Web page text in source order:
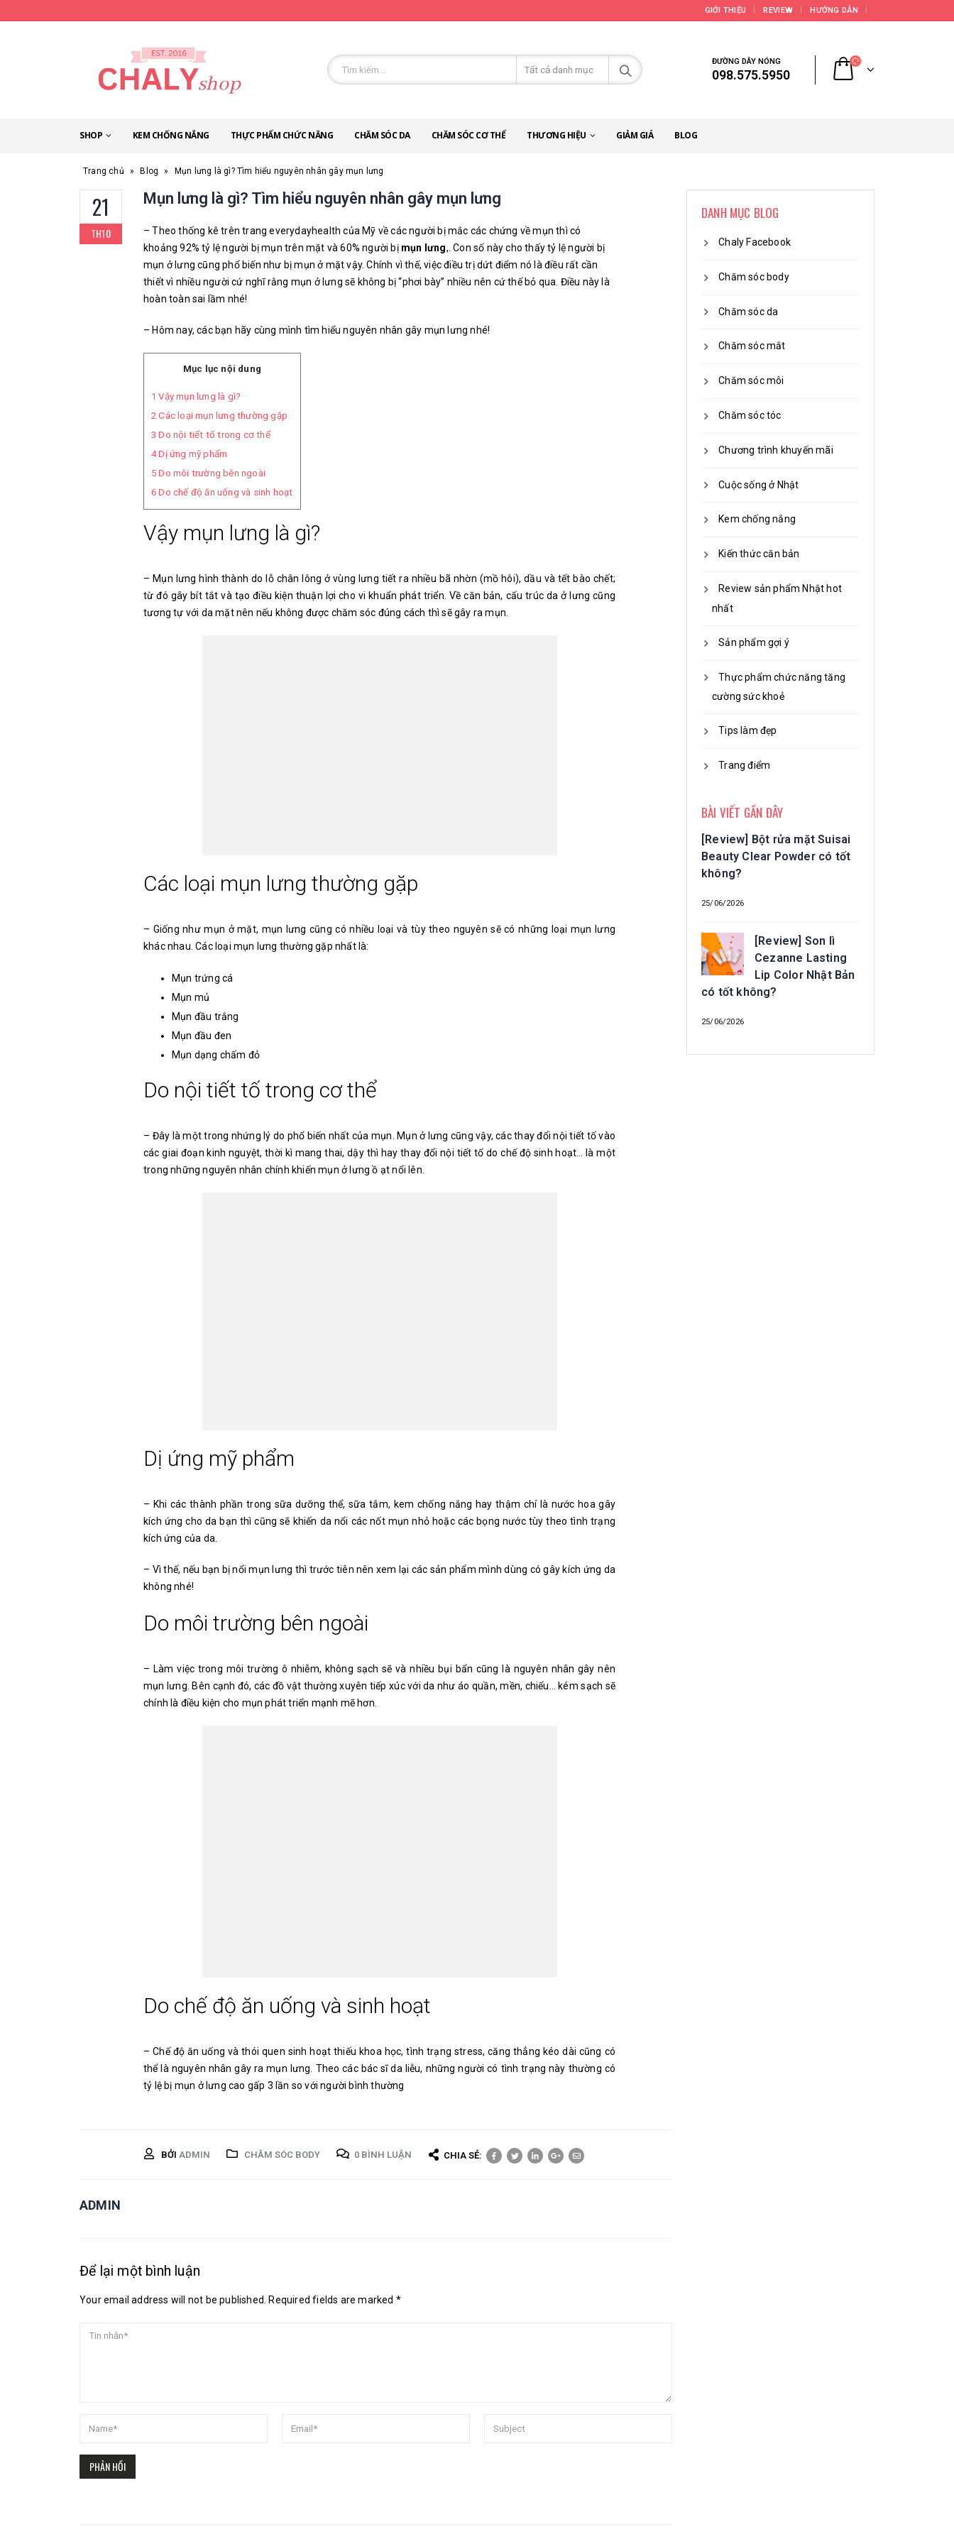
GIỚI THIỆU REVIEW HƯỚNG DẪN
ĐƯỜNG DÂY NÓNG
098.575.5950
SHOP KEM CHỐNG NẮNG THỰC PHẨM CHỨC NĂNG CHĂM SÓC DA CHĂM SÓC CƠ THỂ THƯƠNG HIỆU GIẢM GIÁ BLOG
Trang chủ » Blog » Mụn lưng là gì? Tìm hiểu nguyên nhân gây mụn lưng
21
TH10
Mụn lưng là gì? Tìm hiểu nguyên nhân gây mụn lưng
– Theo thống kê trên trang everydayhealth của Mỹ về các người bị mắc các chứng về mụn thì có
khoảng 92% tỷ lệ người bị mụn trên mặt và 60% người bị mụn lưng,. Con số này cho thấy tỷ lệ người bị
mụn ở lưng cũng phổ biến như bị mụn ở mặt vậy. Chính vì thế, việc điều trị dứt điểm nó là điều rất cần
thiết vì nhiều người cứ nghĩ rằng mụn ở lưng sẽ không bị “phơi bày” nhiều nên cứ thế bỏ qua. Điều này là
hoàn toàn sai lầm nhé!
– Hôm nay, các bạn hãy cùng mình tìm hiểu nguyên nhân gây mụn lưng nhé!
Mục lục nội dung
1 Vậy mụn lưng là gì?
2 Các loại mụn lưng thường gặp
3 Do nội tiết tố trong cơ thể
4Dị ứng mỹ phẩm
5 Do môi trường bên ngoài
6 Do chế độ ăn uống và sinh hoạt
Vậy mụn lưng là gì?
– Mụn lưng hình thành do lỗ chân lông ở vùng lưng tiết ra nhiều bã nhờn (mồ hôi), dầu và tết bào chết;
từ đó gây bít tắt và tạo điều kiện thuận lợi cho vi khuẩn phát triển. Về căn bản, cấu trúc da ở lưng cũng
tương tự với da mặt nên nếu không được chăm sóc đúng cách thì sẽ gây ra mụn.
Các loại mụn lưng thường gặp
– Giống như mụn ở mặt, mụn lưng cũng có nhiều loại và tùy theo nguyên sẽ có những loại mụn lưng
khác nhau. Các loại mụn lưng thường gặp nhất là:
Mụn trứng cá
Mụn mủ
Mụn đầu trắng
Mụn đầu đen
Mụn dạng chấm đỏ
Do nội tiết tố trong cơ thể
– Đây là một trong nhứng lý do phổ biến nhất của mụn. Mụn ở lưng cũng vậy, các thay đổi nội tiết tố vào
các giai đoạn kinh nguyệt, thời kì mang thai, dậy thì hay thay đổi nội tiết tố do chế độ sinh hoạt… là một
trong những nguyên nhân chính khiến mụn ở lưng ồ ạt nổi lên.
Dị ứng mỹ phẩm
– Khi các thành phần trong sữa dưỡng thể, sữa tắm, kem chống nắng hay thậm chí là nước hoa gây
kích ứng cho da bạn thì cũng sẽ khiến da nổi các nốt mụn nhỏ hoặc các bọng nước tùy theo tình trạng
kích ứng của da.
– Vì thế, nếu bạn bị nổi mụn lưng thì trước tiên nên xem lại các sản phẩm mình dùng có gây kích ứng da
không nhé!
Do môi trường bên ngoài
– Làm việc trong môi trường ô nhiễm, không sạch sẽ và nhiều bụi bẩn cũng là nguyên nhân gây nên
mụn lưng. Bên cạnh đó, các đồ vật thường xuyên tiếp xúc với da như áo quần, mền, chiếu… kém sạch sẽ
chính là điều kiện cho mụn phát triển mạnh mẽ hơn.
Do chế độ ăn uống và sinh hoạt
– Chế độ ăn uống và thói quen sinh hoạt thiếu khoa học, tình trạng stress, căng thẳng kéo dài cũng có
thể là nguyên nhân gây ra mụn lưng. Theo các bác sĩ da liễu, những người có tình trạng này thường có
tỷ lệ bị mụn ở lưng cao gấp 3 lần so với người bình thường
BỞI ADMIN CHĂM SÓC BODY 0 BÌNH LUẬN CHIA SẺ:
ADMIN
Để lại một bình luận
Your email address will not be published. Required fields are marked *
DANH MỤC BLOG
Chaly Facebook
Chăm sóc body
Chăm sóc da
Chăm sóc mắt
Chăm sóc môi
Chăm sóc tóc
Chương trình khuyến mãi
Cuộc sống ở Nhật
Kem chống nắng
Kiến thức căn bản
Review sản phẩm Nhật hot
nhất
Sản phẩm gợi ý
Thực phẩm chức năng tăng
cường sức khoẻ
Tips làm đẹp
Trang điểm
BÀI VIẾT GẦN ĐÂY
[Review] Bột rửa mặt Suisai
Beauty Clear Powder có tốt
không?
25/06/2026
[Review] Son lì
Cezanne Lasting
Lip Color Nhật Bản
có tốt không?
25/06/2026